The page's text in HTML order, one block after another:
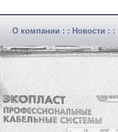
О компании : : Новости : :